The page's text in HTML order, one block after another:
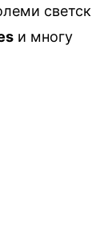
и многу